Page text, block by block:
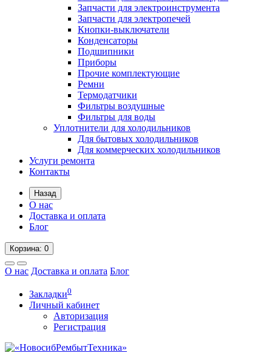
Запчасти для электроинструмента
Запчасти для электропечей
Кнопки-выключатели
Конденсаторы
Подшипники
Приборы
Прочие комплектующие
Ремни
Термодатчики
Фильтры воздушные
Фильтры для воды
Уплотнители для холодильников
Для бытовых холодильников
Для коммерческих холодильников
Услуги ремонта
Контакты
Назад
О нас
Доставка и оплата
Блог
Корзина: 0
О нас Доставка и оплата Блог
Закладки0
Личный кабинет
Авторизация
Регистрация